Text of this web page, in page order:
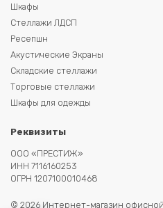
Шкафы
Стеллажи ЛДСП
Ресепшн
Акустические Экраны
Складские стеллажи
Торговые стеллажи
Шкафы для одежды
Реквизиты
ООО «ПРЕСТИЖ»
ИНН 7116160253
ОГРН 1207100010468
© 2026 Интернет-магазин